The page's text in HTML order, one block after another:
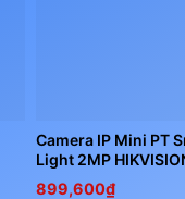
Camera IP Mini PT
Light 2MP
2DE2C200MWG-E
899,600₫